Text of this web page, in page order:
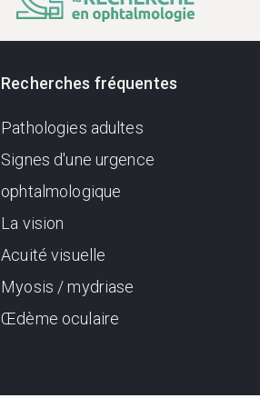
Recherches fréquentes
Pathologies adultes
Signes d'une urgence
ophtalmologique
La vision
Acuité visuelle
Myosis / mydriase
Œdème oculaire